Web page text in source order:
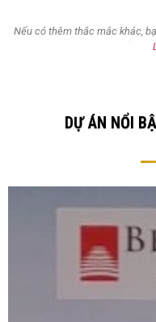
Nếu có thêm thắc mắc khác,
DỰ ÁN NỔI